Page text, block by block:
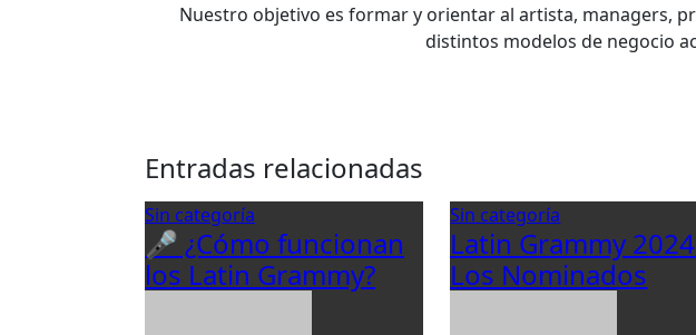
Nuestro objetivo es formar y orientar al artista, managers,
distintos modelos de negocio
Entradas relacionadas
Sin categoría
🎤 ¿Cómo funcionan
los Latin Grammy?
Sin categoría
Latin Grammy
Los Nominados